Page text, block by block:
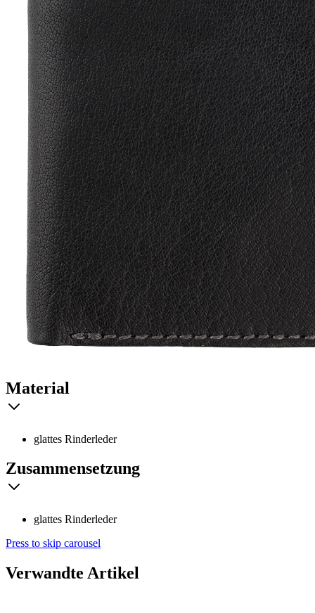
Material
glattes Rinderleder
Zusammensetzung
glattes Rinderleder
Press to skip carousel
Verwandte Artikel